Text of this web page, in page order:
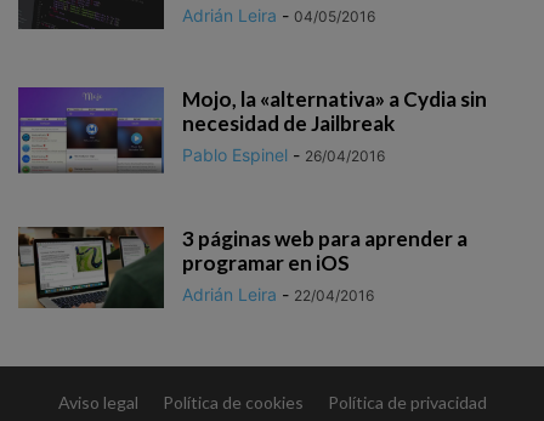
Adrián Leira - 04/05/2016
Mojo, la «alternativa» a Cydia sin
necesidad de Jailbreak
Pablo Espinel - 26/04/2016
3 páginas web para aprender a
programar en iOS
Adrián Leira - 22/04/2016
Aviso legal Política de cookies Política de privacidad